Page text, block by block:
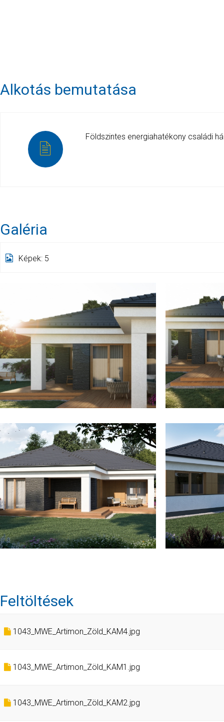
Alkotás bemutatása
Földszintes energiahatékony családi
Galéria
Képek: 5
Feltöltések
1043_MWE_Artimon_Zöld_KAM4.jpg
1043_MWE_Artimon_Zöld_KAM1.jpg
1043_MWE_Artimon_Zöld_KAM2.jpg